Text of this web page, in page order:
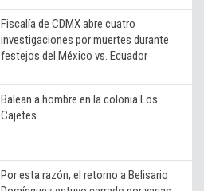
Fiscalía de CDMX abre cuatro
investigaciones por muertes durante
festejos del México vs. Ecuador
Balean a hombre en la colonia Los
Cajetes
Por esta razón, el retorno a Belisario